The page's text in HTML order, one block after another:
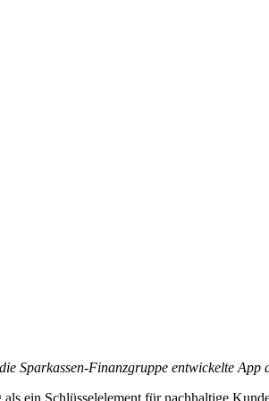
Sparkassen-Finanzgruppe entwickelte App